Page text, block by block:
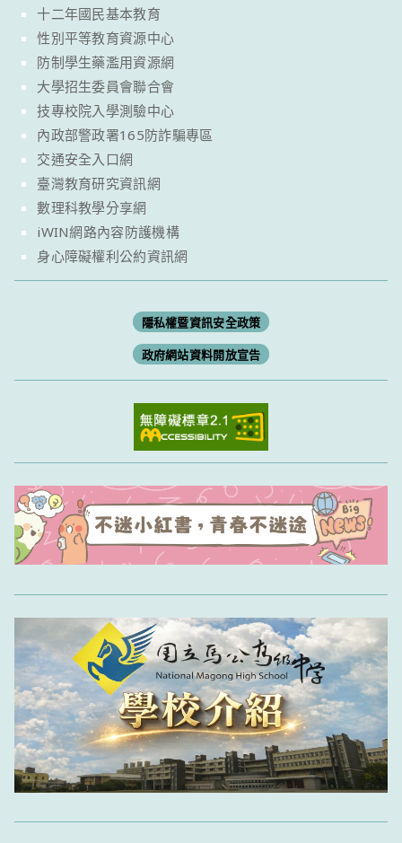
十二年國民基本教育
性別平等教育資源中心
防制學生藥濫用資源網
大學招生委員會聯合會
技專校院入學測驗中心
內政部警政署165防詐騙專區
交通安全入口網
臺灣教育研究資訊網
數理科教學分享網
iWIN網路內容防護機構
身心障礙權利公約資訊網
隱私權暨資訊安全政策
政府網站資料開放宣告